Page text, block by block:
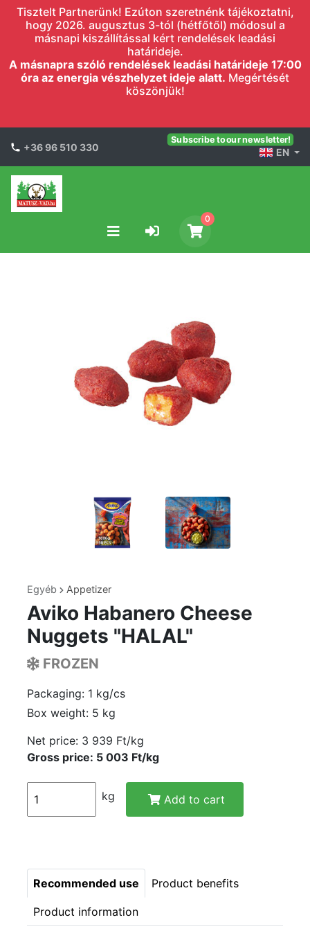
Tisztelt Partnerünk! Ezúton szeretnénk tájékoztatni,
hogy 2026. augusztus 3-tól (hétfőtől) módosul a
másnapi kiszállítással kért rendelések leadási
határideje.
A másnapra szóló rendelések leadási határideje 17:00
óra az energia vészhelyzet ideje alatt. Megértését
köszönjük!
+36 96 510 330
Subscribe to our newsletter!
EN
0
Egyéb Appetizer
Aviko Habanero Cheese
Nuggets "HALAL"
FROZEN
Packaging: 1 kg/cs
Box weight: 5 kg
Net price: 3 939 Ft/kg
Gross price: 5 003 Ft/kg
kg Add to cart
Recommended use Product benefits
Product information